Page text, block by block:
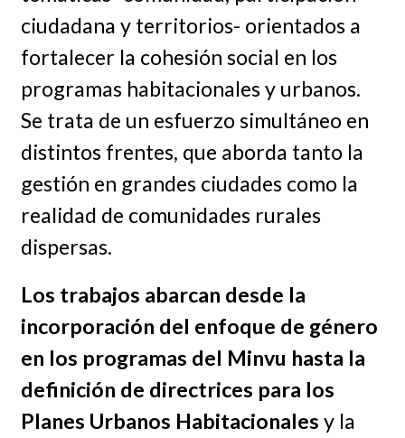
ciudadana y territorios- orientados a
fortalecer la cohesión social en los
programas habitacionales y urbanos.
Se trata de un esfuerzo simultáneo en
distintos frentes, que aborda tanto la
gestión en grandes ciudades como la
realidad de comunidades rurales
dispersas.
Los trabajos abarcan desde la
incorporación del enfoque de género
en los programas del Minvu hasta la
definición de directrices para los
Planes Urbanos Habitacionales y la